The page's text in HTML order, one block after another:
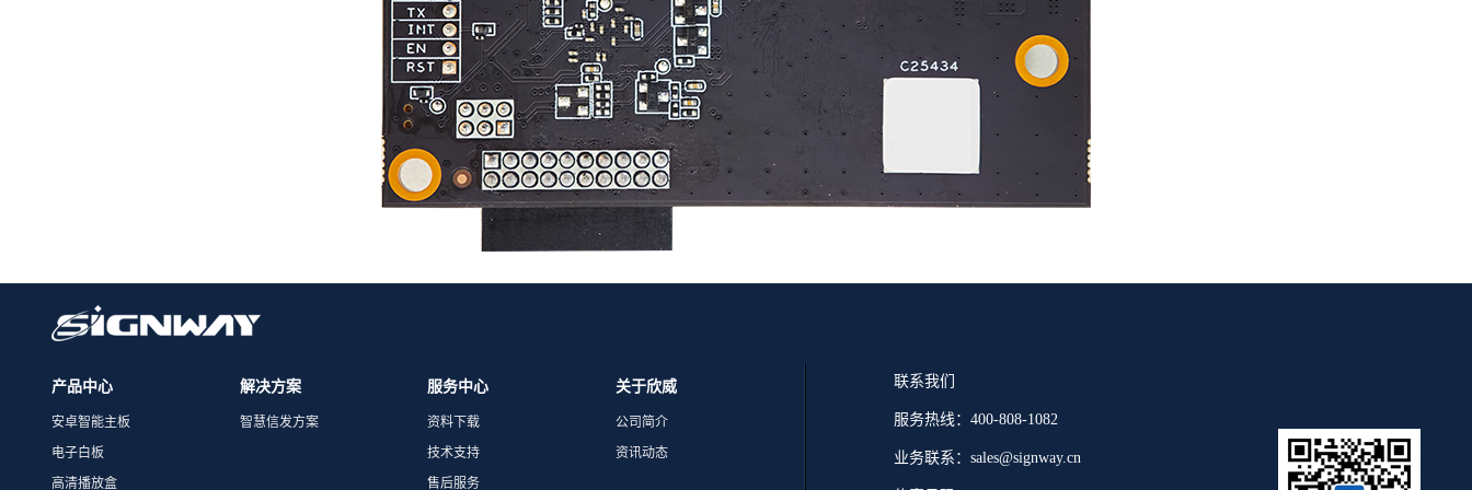
产品中心
安卓智能主板
电子白板
高清播放盒
解决方案
智慧信发方案
服务中心
资料下载
技术支持
售后服务
关于欣威
公司简介
资讯动态
联系我们
服务热线：400-808-1082
业务联系：sales@signway.cn